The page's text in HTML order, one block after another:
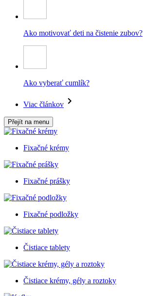
Ako motivovať deti na čistenie zubov?
Ako vyberať cumlík?
Viac článkov
Přejít na menu
Fixačné krémy
Fixačné prášky
Fixačné podložky
Čistiace tablety
Čistiace krémy, gély a roztoky